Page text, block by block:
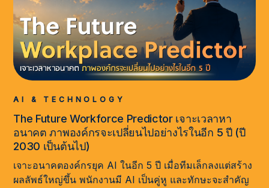
AI & TECHNOLOGY
The Future Workforce Predictor เจาะเวลาหา
อนาคต ภาพองค์กรจะเปลี่ยนไปอย่างไรในอีก 5 ปี (ปี
2030 เป็นต้นไป)
เจาะอนาคตองค์กรยุค AI ในอีก 5 ปี เมื่อทีมเล็กลงแต่สร้าง
ผลลัพธ์ใหญ่ขึ้น พนักงานมี AI เป็นคู่หู และทักษะจะสำคัญ